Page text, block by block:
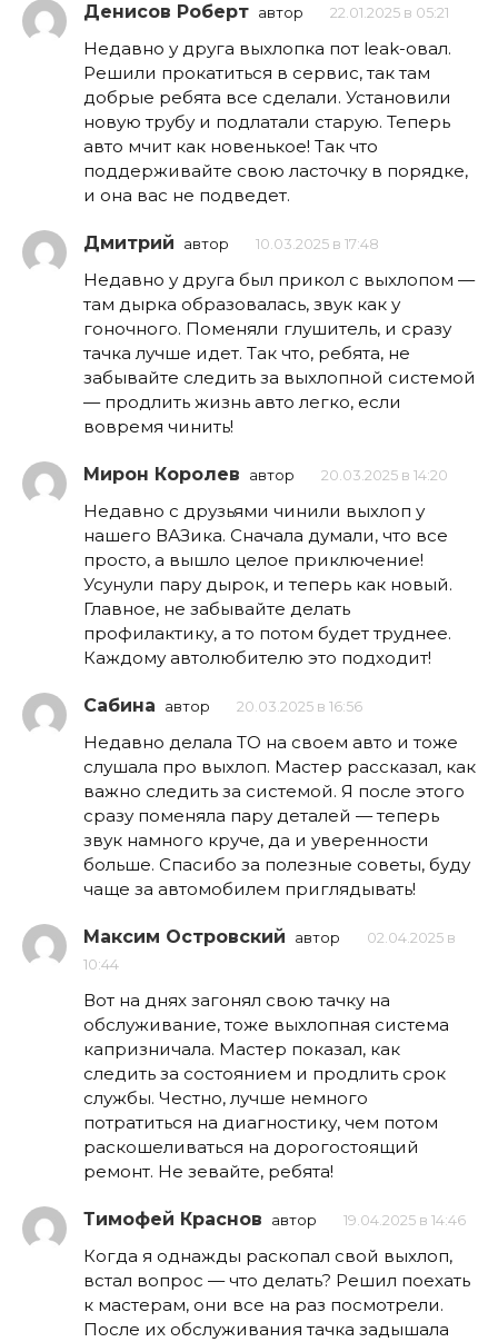
Денисов Роберт автор 22.01.2025 в 05:21
Недавно у друга выхлопка пот leak-овал.
Решили прокатиться в сервис, так там
добрые ребята все сделали. Установили
новую трубу и подлатали старую. Теперь
авто мчит как новенькое! Так что
поддерживайте свою ласточку в порядке,
и она вас не подведет.
Дмитрий автор 10.03.2025 в 17:48
Недавно у друга был прикол с выхлопом —
там дырка образовалась, звук как у
гоночного. Поменяли глушитель, и сразу
тачка лучше идет. Так что, ребята, не
забывайте следить за выхлопной системой
— продлить жизнь авто легко, если
вовремя чинить!
Мирон Королев автор 20.03.2025 в 14:20
Недавно с друзьями чинили выхлоп у
нашего ВАЗика. Сначала думали, что все
просто, а вышло целое приключение!
Усунули пару дырок, и теперь как новый.
Главное, не забывайте делать
профилактику, а то потом будет труднее.
Каждому автолюбителю это подходит!
Сабина автор 20.03.2025 в 16:56
Недавно делала ТО на своем авто и тоже
слушала про выхлоп. Мастер рассказал, как
важно следить за системой. Я после этого
сразу поменяла пару деталей — теперь
звук намного круче, да и уверенности
больше. Спасибо за полезные советы, буду
чаще за автомобилем приглядывать!
Максим Островский автор
02.04.2025 в
10:44
Вот на днях загонял свою тачку на
обслуживание, тоже выхлопная система
капризничала. Мастер показал, как
следить за состоянием и продлить срок
службы. Честно, лучше немного
потратиться на диагностику, чем потом
раскошеливаться на дорогостоящий
ремонт. Не зевайте, ребята!
Тимофей Краснов автор 19.04.2025 в 14:46
Когда я однажды раскопал свой выхлоп,
встал вопрос — что делать? Решил поехать
к мастерам, они все на раз посмотрели.
После их обслуживания тачка задышала